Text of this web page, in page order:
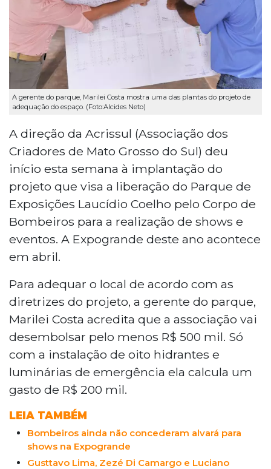
A gerente do parque, Marilei Costa mostra uma das plantas do projeto de
adequação do espaço. (Foto:Alcides Neto)
A direção da Acrissul (Associação dos
Criadores de Mato Grosso do Sul) deu
início esta semana à implantação do
projeto que visa a liberação do Parque de
Exposições Laucídio Coelho pelo Corpo de
Bombeiros para a realização de shows e
eventos. A Expogrande deste ano acontece
em abril.
Para adequar o local de acordo com as
diretrizes do projeto, a gerente do parque,
Marilei Costa acredita que a associação vai
desembolsar pelo menos R$ 500 mil. Só
com a instalação de oito hidrantes e
luminárias de emergência ela calcula um
gasto de R$ 200 mil.
LEIA TAMBÉM
Bombeiros ainda não concederam alvará para
shows na Expogrande
Gusttavo Lima, Zezé Di Camargo e Luciano